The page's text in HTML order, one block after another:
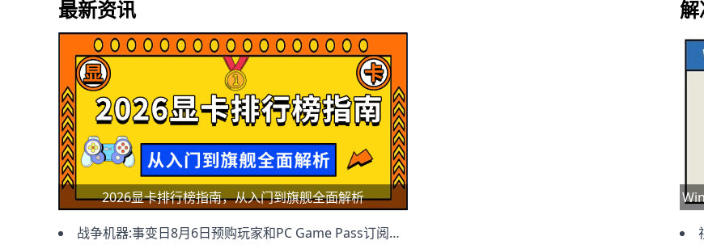
最新资讯
2026显卡排行榜指南，从入门到旗舰全面解析
战争机器:事变日8月6日预购玩家和PC Game Pass订阅用户抢先体验